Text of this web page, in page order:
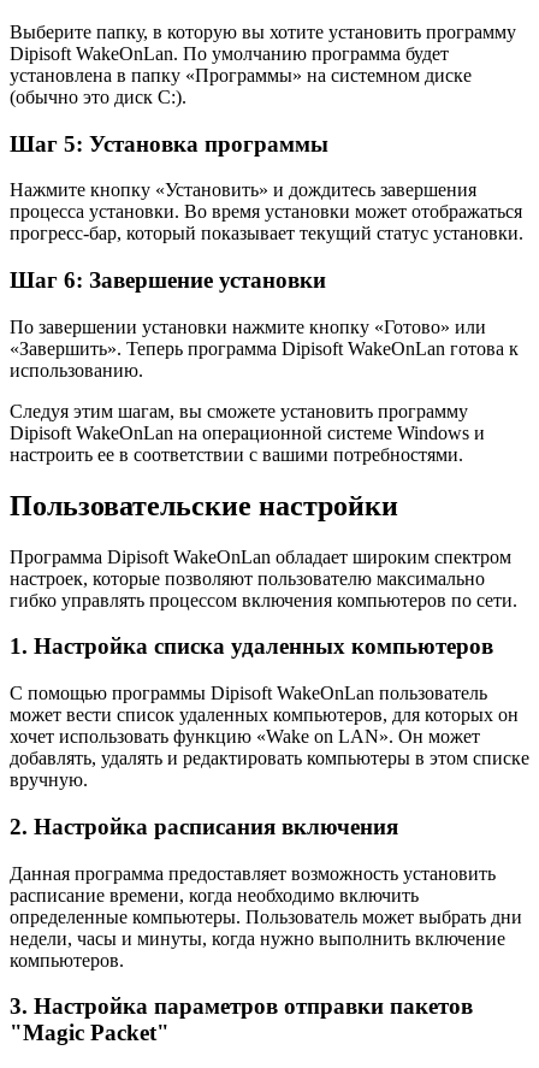
Выберите папку, в которую вы хотите установить программу
Dipisoft WakeOnLan. По умолчанию программа будет
установлена в папку «Программы» на системном диске
(обычно это диск C:).
Шаг 5: Установка программы
Нажмите кнопку «Установить» и дождитесь завершения
процесса установки. Во время установки может отображаться
прогресс-бар, который показывает текущий статус установки.
Шаг 6: Завершение установки
По завершении установки нажмите кнопку «Готово» или
«Завершить». Теперь программа Dipisoft WakeOnLan готова к
использованию.
Следуя этим шагам, вы сможете установить программу
Dipisoft WakeOnLan на операционной системе Windows и
настроить ее в соответствии с вашими потребностями.
Пользовательские настройки
Программа Dipisoft WakeOnLan обладает широким спектром
настроек, которые позволяют пользователю максимально
гибко управлять процессом включения компьютеров по сети.
1. Настройка списка удаленных компьютеров
С помощью программы Dipisoft WakeOnLan пользователь
может вести список удаленных компьютеров, для которых он
хочет использовать функцию «Wake on LAN». Он может
добавлять, удалять и редактировать компьютеры в этом списке
вручную.
2. Настройка расписания включения
Данная программа предоставляет возможность установить
расписание времени, когда необходимо включить
определенные компьютеры. Пользователь может выбрать дни
недели, часы и минуты, когда нужно выполнить включение
компьютеров.
3. Настройка параметров отправки пакетов
"Magic Packet"